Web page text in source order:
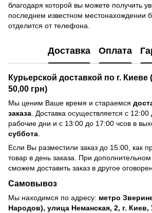
благодаря которой вы можете получить
последнем известном местонахождении
отделится от телефона.
Доставка Оплата
Курьерской доставкой по г. Киеве
50,00 грн)
Мы ценим Ваше время и стараемся
заказа . Доставка осуществляется с
рабочие дни и с 13:00 до 17:00 чсов в
суббота
Если Вы разместили заказ до 15:00, как
товар в день заказа. При
сможем доставить заказ в другое
Самовывоз
Мы находимся по адресу: метро
Народов), улица Неманская, 2, г. Киев,